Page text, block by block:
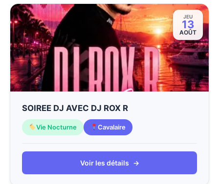
JEU
13
AOÛT
SOIREE DJ AVEC DJ ROX R
Vie Nocturne Cavalaire
Voir les détails →